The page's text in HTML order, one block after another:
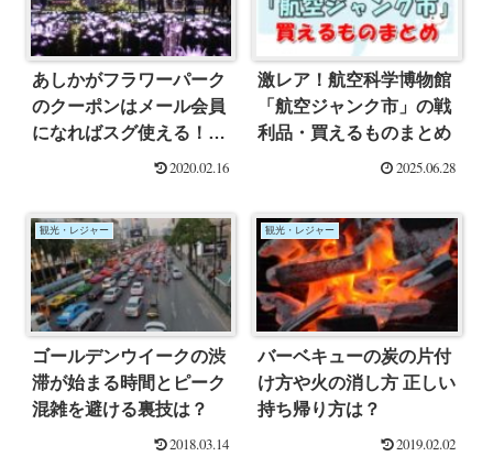
あしかがフラワーパーク
のクーポンはメール会員
になればスグ使える！使
い方も超簡単！
2020.02.16
激レア！航空科学博物館
「航空ジャンク市」の戦
利品・買えるものまとめ
2025.06.28
観光・レジャー
ゴールデンウイークの渋
滞が始まる時間とピーク
混雑を避ける裏技は？
2018.03.14
観光・レジャー
バーベキューの炭の片付
け方や火の消し方 正しい
持ち帰り方は？
2019.02.02